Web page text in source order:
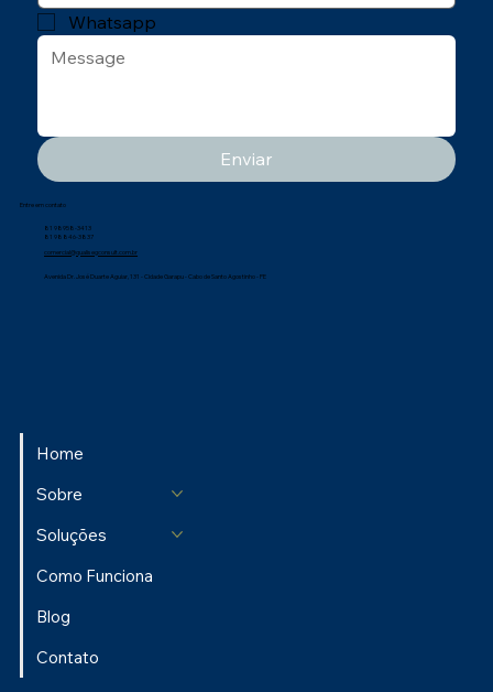
Whatsapp
Enviar
Home
Sobre
Soluções
Como Funciona
Blog
Contato
Entre em contato
81 98958-3413
81 98846-3837
comercial@qualisegconsult.com.br
Avenida Dr. José Duarte Aguiar, 131 - Cidade Garapu - Cabo de Santo Agostinho - PE